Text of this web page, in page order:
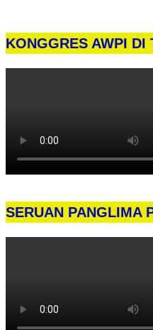
KONGGRES AWPI DI
SERUAN PANGLIMA